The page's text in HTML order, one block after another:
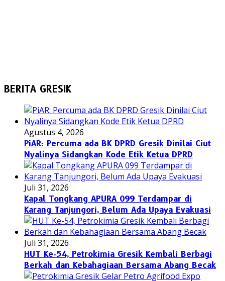
BERITA GRESIK
Agustus 4, 2026
PiAR: Percuma ada BK DPRD Gresik Dinilai Ciut
Nyalinya Sidangkan Kode Etik Ketua DPRD
Juli 31, 2026
Kapal Tongkang APURA 099 Terdampar di
Karang Tanjungori, Belum Ada Upaya Evakuasi
Juli 31, 2026
HUT Ke-54, Petrokimia Gresik Kembali Berbagi
Berkah dan Kebahagiaan Bersama Abang Becak